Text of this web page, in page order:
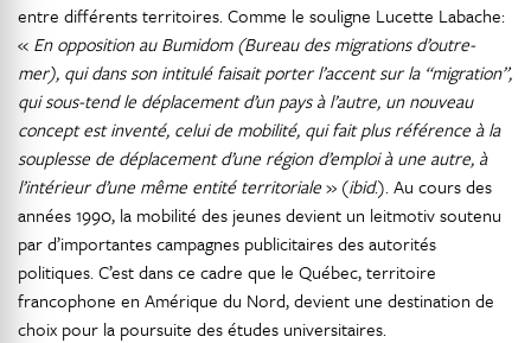
entre différents territoires. Comme le souligne Lucette Labache:
« En opposition au Bumidom (Bureau des migrations d’outre-
mer), qui dans son intitulé faisait porter l’accent sur la “migration”,
qui sous-tend le déplacement d’un pays à l’autre, un nouveau
concept est inventé, celui de mobilité, qui fait plus référence à la
souplesse de déplacement d’une région d’emploi à une autre, à
l’intérieur d’une même entité territoriale» (ibid.). Au cours des
années 1990, la mobilité des jeunes devient un leitmotiv soutenu
par d’importantes campagnes publicitaires des autorités
politiques. C’est dans ce cadre que le Québec, territoire
francophone en Amérique du Nord, devient une destination de
choix pour la poursuite des études universitaires.